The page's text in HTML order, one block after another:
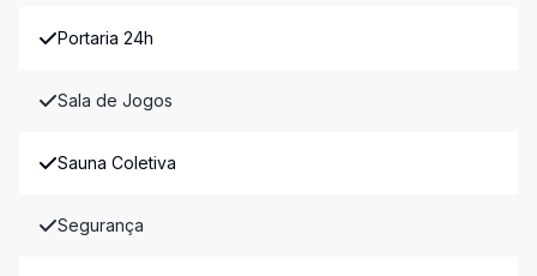
Portaria 24h
Sala de Jogos
Sauna Coletiva
Segurança